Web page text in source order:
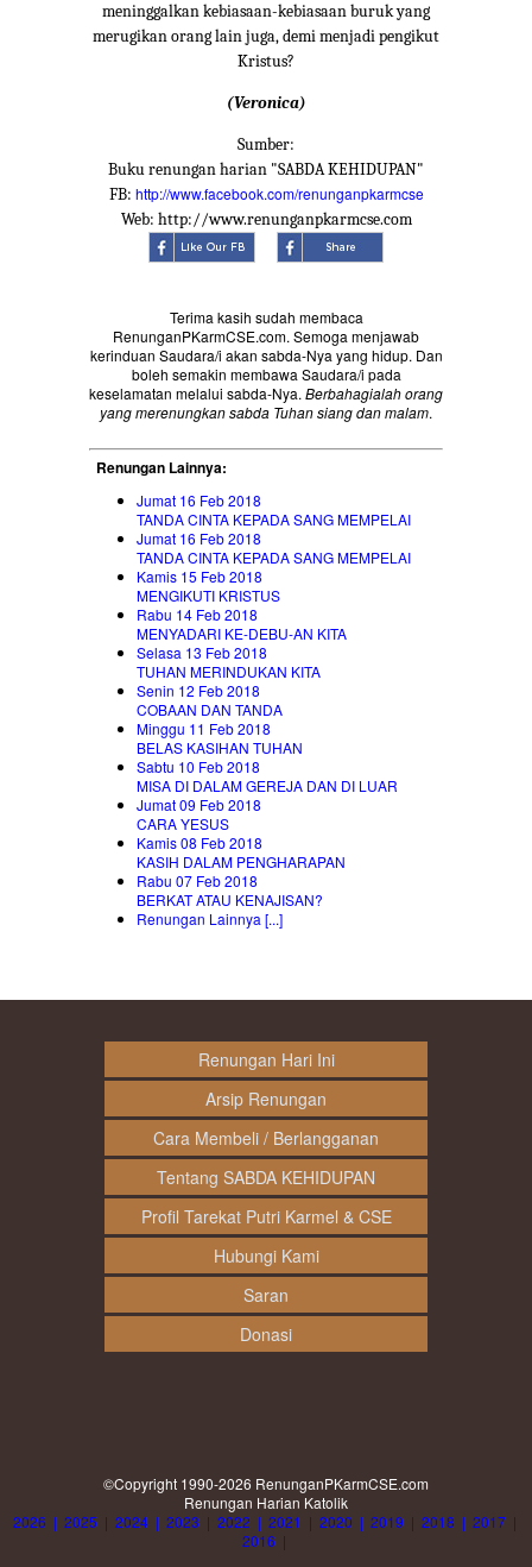
meninggalkan kebiasaan-kebiasaan buruk yang
merugikan orang lain juga, demi menjadi pengikut
Kristus?
(Veronica)
Sumber:
Buku renungan harian "SABDA KEHIDUPAN"
FB: http://www.facebook.com/renunganpkarmcse
Web: http://www.renunganpkarmcse.com
Terima kasih sudah membaca
RenunganPKarmCSE.com. Semoga menjawab
kerinduan Saudara/i akan sabda-Nya yang hidup. Dan
boleh semakin membawa Saudara/i pada
keselamatan melalui sabda-Nya. Berbahagialah orang
yang merenungkan sabda Tuhan siang dan malam.
Renungan Lainnya:
Jumat 16 Feb 2018
TANDA CINTA KEPADA SANG MEMPELAI
Jumat 16 Feb 2018
TANDA CINTA KEPADA SANG MEMPELAI
Kamis 15 Feb 2018
MENGIKUTI KRISTUS
Rabu 14 Feb 2018
MENYADARI KE-DEBU-AN KITA
Selasa 13 Feb 2018
TUHAN MERINDUKAN KITA
Senin 12 Feb 2018
COBAAN DAN TANDA
Minggu 11 Feb 2018
BELAS KASIHAN TUHAN
Sabtu 10 Feb 2018
MISA DI DALAM GEREJA DAN DI LUAR
Jumat 09 Feb 2018
CARA YESUS
Kamis 08 Feb 2018
KASIH DALAM PENGHARAPAN
Rabu 07 Feb 2018
BERKAT ATAU KENAJISAN?
Renungan Lainnya [...]
Renungan Hari Ini
Arsip Renungan
Cara Membeli / Berlangganan
Tentang SABDA KEHIDUPAN
Profil Tarekat Putri Karmel & CSE
Hubungi Kami
Saran
Donasi
©Copyright 1990-2026 RenunganPKarmCSE.com
Renungan Harian Katolik
2026 | 2025 | 2024 | 2023 | 2022 | 2021 | 2020 | 2019 | 2018 | 2017 |
2016 |